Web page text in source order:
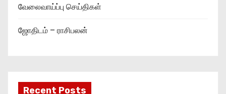
வேலைவாய்ப்பு செய்திகள்
ஜோதிடம் – ராசிபலன்
Recent Posts